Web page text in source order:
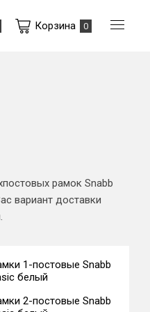
Корзина 0
рамок Snabb
вариант доставки
1-постовые Snabb
белый
2-постовые Snabb